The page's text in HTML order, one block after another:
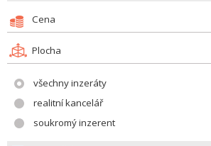
Cena
Plocha
všechny inzeráty
realitní kancelář
soukromý inzerent